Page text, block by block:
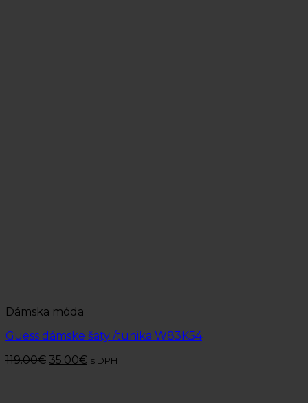
Dámska móda
Guess dámske šaty /tunika W83K54
119.00€ 35.00€ s DPH